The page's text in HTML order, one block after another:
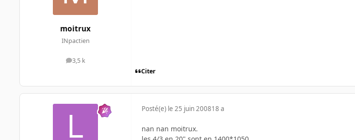
moitrux
INpactien
3,5 k
messages
Citer
Posté(e) le 25 juin 200818 a
nan nan moitrux.